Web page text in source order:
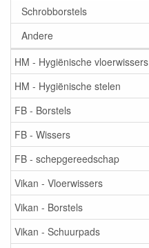
Schrobborstels
Andere
HM - Hygiënische vloerwissers
HM - Hygiënische stelen
FB - Borstels
FB - Wissers
FB - schepgereedschap
Vikan - Vloerwissers
Vikan - Borstels
Vikan - Schuurpads